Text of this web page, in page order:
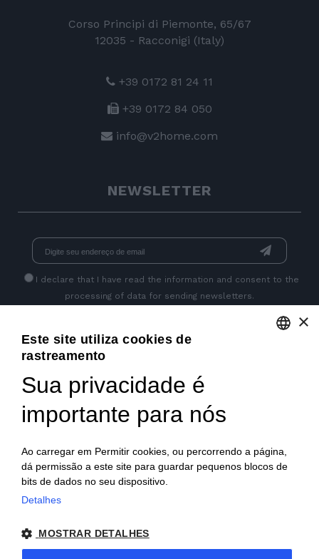
Corso Principi di Piemonte, 65/67
12035 - Racconigi (Italy)
+39 0172 81 24 11
+39 0172 84 050
info@v2home.com
NEWSLETTER
I declare that I have read the information and consent to the
processing of data for sending newsletters.
PORTUGUESE
×
Este site utiliza cookies de
rastreamento
Sua privacidade é
importante para nós
Ao carregar em Permitir cookies, ou percorrendo a página,
dá permissão a este site para guardar pequenos blocos de
bits de dados no seu dispositivo.
Detalhes
MOSTRAR DETALHES